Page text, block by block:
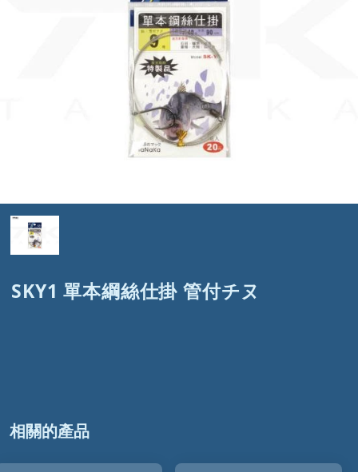
SKY1 單本綱絲仕掛 管付チヌ
相關的產品